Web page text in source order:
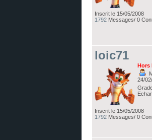
Inscrit le 15/05/2008
1792 Messages/ 0
loic71
Hors
24/
Inscrit le 15/05/2008
1792 Messages/ 0